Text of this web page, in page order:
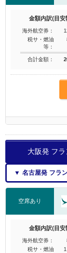
金額内訳(目安
海外航空券：
税サ・燃油
等：
合計金額：
大阪発 フ
▼ 名古屋発 フラ
空席あり
金額内訳(目安
海外航空券：
税サ・燃油